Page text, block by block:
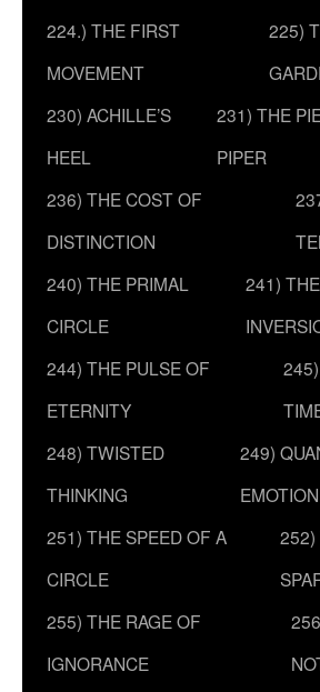
224.) THE FIRST
MOVEMENT
225)
230) ACHILLE’S
HEEL
231) THE
PIPER
236) THE COST OF
DISTINCTION
240) THE PRIMAL
CIRCLE
241)
244) THE PULSE OF
ETERNITY
248) TWISTED
THINKING
249)
EMOTION
251) THE SPEED OF A
CIRCLE
252)
255) THE RAGE OF
IGNORANCE